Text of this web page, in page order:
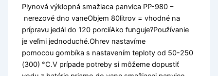
Plynová výklopná smažiaca panvica PP-980 –
nerezové dno vaneObjem 80litrov = vhodné na
prípravu jedál do 120 porciíAko funguje?Používanie
je veľmi jednoduché.Ohrev nastavíme
pomocou gombíka s nastavením teploty od 50-250
(300) °C.V prípade potreby si môžeme dopustiť